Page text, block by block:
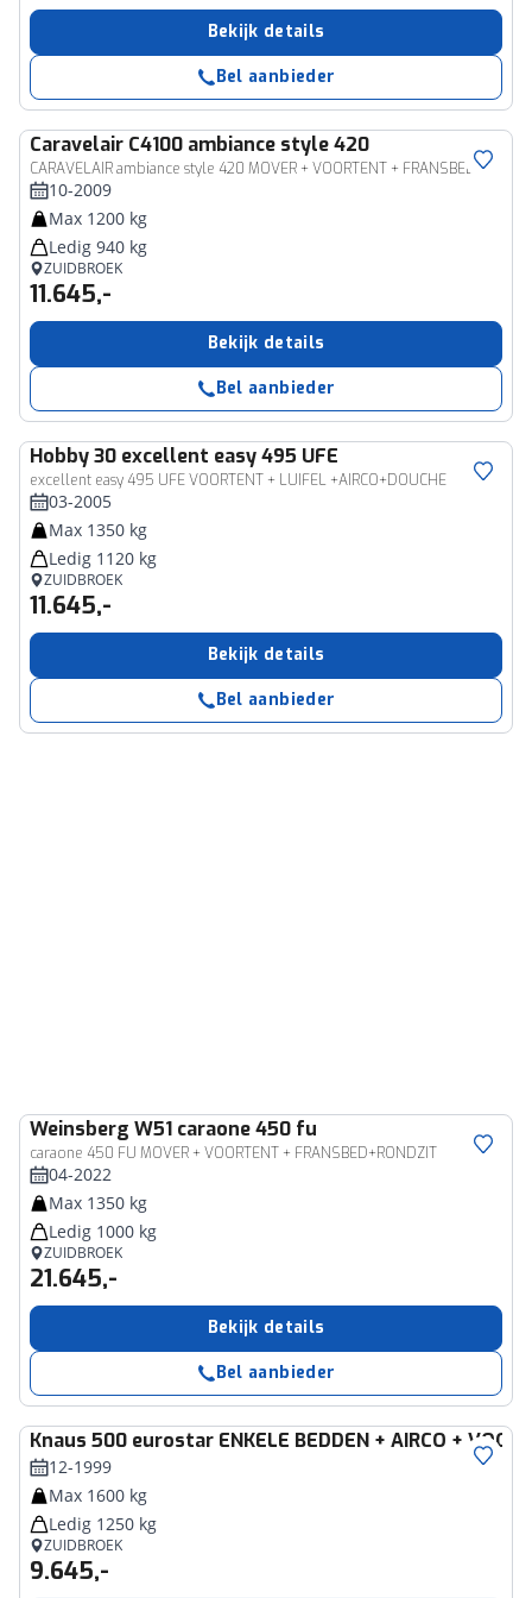
Bekijk details
Bel aanbieder
Caravelair C4100 ambiance style 420
CARAVELAIR ambiance style 420 MOVER + VOORTENT + FRANSBED
10-2009
Max 1200 kg
Ledig 940 kg
ZUIDBROEK
11.645,-
Bekijk details
Bel aanbieder
Hobby30 excellent easy 495 UFE
excellent easy 495 UFE VOORTENT + LUIFEL +AIRCO+DOUCHE
03-2005
Max 1350 kg
Ledig 1120 kg
ZUIDBROEK
11.645,-
Bekijk details
Bel aanbieder
Weinsberg W51 caraone 450 fu
caraone 450 FU MOVER + VOORTENT + FRANSBED+RONDZIT
04-2022
Max 1350 kg
Ledig 1000 kg
ZUIDBROEK
21.645,-
Bekijk details
Bel aanbieder
Knaus 500 eurostar ENKELE BEDDEN + AIRCO +
12-1999
Max 1600 kg
Ledig 1250 kg
ZUIDBROEK
9.645,-